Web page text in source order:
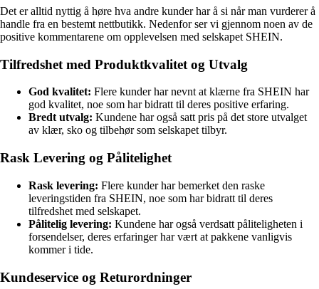
Det er alltid nyttig å høre hva andre kunder har å si når man vurderer å
handle fra en bestemt nettbutikk. Nedenfor ser vi gjennom noen av de
positive kommentarene om opplevelsen med selskapet SHEIN.
Tilfredshet med Produktkvalitet og Utvalg
God kvalitet: Flere kunder har nevnt at klærne fra SHEIN har
god kvalitet, noe som har bidratt til deres positive erfaring.
Bredt utvalg: Kundene har også satt pris på det store utvalget
av klær, sko og tilbehør som selskapet tilbyr.
Rask Levering og Pålitelighet
Rask levering: Flere kunder har bemerket den raske
leveringstiden fra SHEIN, noe som har bidratt til deres
tilfredshet med selskapet.
Pålitelig levering: Kundene har også verdsatt påliteligheten i
forsendelser, deres erfaringer har vært at pakkene vanligvis
kommer i tide.
Kundeservice og Returordninger